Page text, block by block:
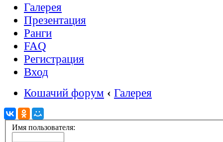
Галерея
Презентация
Ранги
FAQ
Регистрация
Вход
Кошачий форум ‹ Галерея
Имя пользователя: